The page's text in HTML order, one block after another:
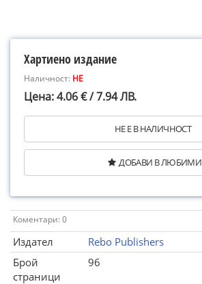
Хартиено издание
Наличност: НЕ
Цена: 4.06 € / 7.94 ЛВ.
НЕ Е В НАЛИЧНОСТ
ДОБАВИ В ЛЮБИМИ
Коментари: 0
Издател
Rebo Publishers
Брой
страници
96